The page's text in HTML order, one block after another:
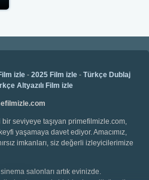
izle - 2025 Film izle - Türkçe Dublaj
Altyazılı Film izle
seviyeye taşıyan primefilmizle.com,
yaşamaya davet ediyor. Amacımız,
imkanları, siz değerli izleyicilerimize
salonları artık evinizde.